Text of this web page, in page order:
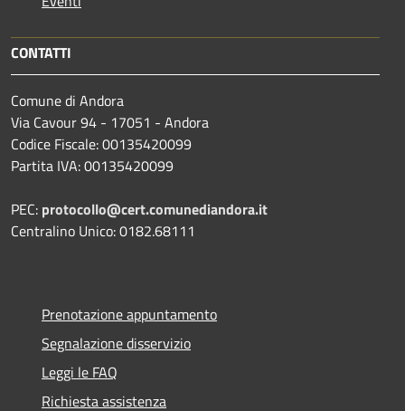
CONTATTI
Comune di Andora
Via Cavour 94 - 17051 - Andora
Codice Fiscale: 00135420099
Partita IVA: 00135420099
PEC: protocollo@cert.comunediandora.it
Centralino Unico: 0182.68111
Prenotazione appuntamento
Segnalazione disservizio
Leggi le FAQ
Richiesta assistenza